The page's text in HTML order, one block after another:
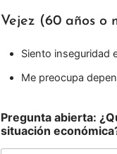
Vejez (60 años o
Siento inseguridad
Me preocupa
Pregunta abierta:
situación